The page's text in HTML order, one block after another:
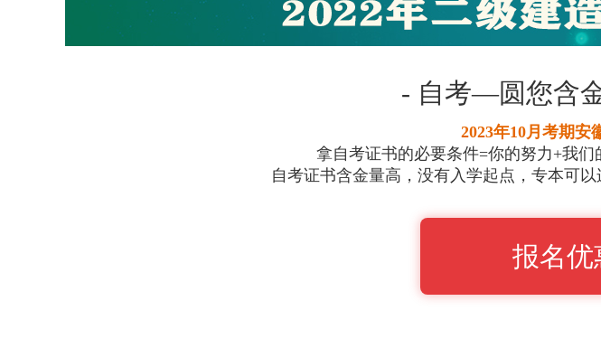
- 自考—圆您含
2023年10月考期安
拿自考证书的必要条件=你的努力+我
自考证书含金量高，没有入学起点，专本可
报名优